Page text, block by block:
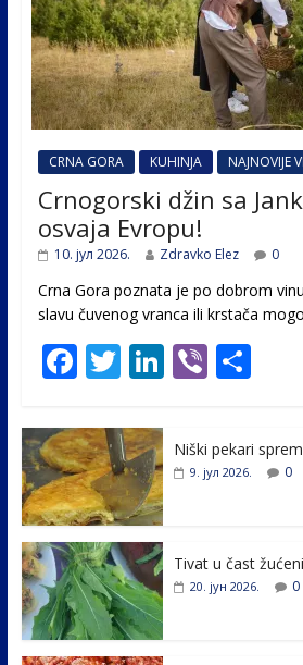
CRNA GORA KUHINJA NAJNOVIJE
Crnogorski džin sa
osvaja Evropu!
10. јул 2026. Zdravko Elez 0
Crna Gora poznata je po dobrom
slavu čuvenog vranca ili krstača
F
e
b
o
o
k
T
itt
er
Li
e
Vi
er
S
e
Niški pekari
9. јул 2026. 0
Tivat u čast
20. јун 2026. 0